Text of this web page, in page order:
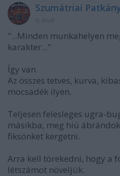
Szumátriai
"...Minden munkahelyen
karakter..."
Így van.
Az összes tetves, kurva,
mocsadék ilyen.
Teljesen felesleges ugra-
másikba, meg hiú
fiksönket kergetni.
Arra kell törekedni, hogy a
létszámot növeljük.